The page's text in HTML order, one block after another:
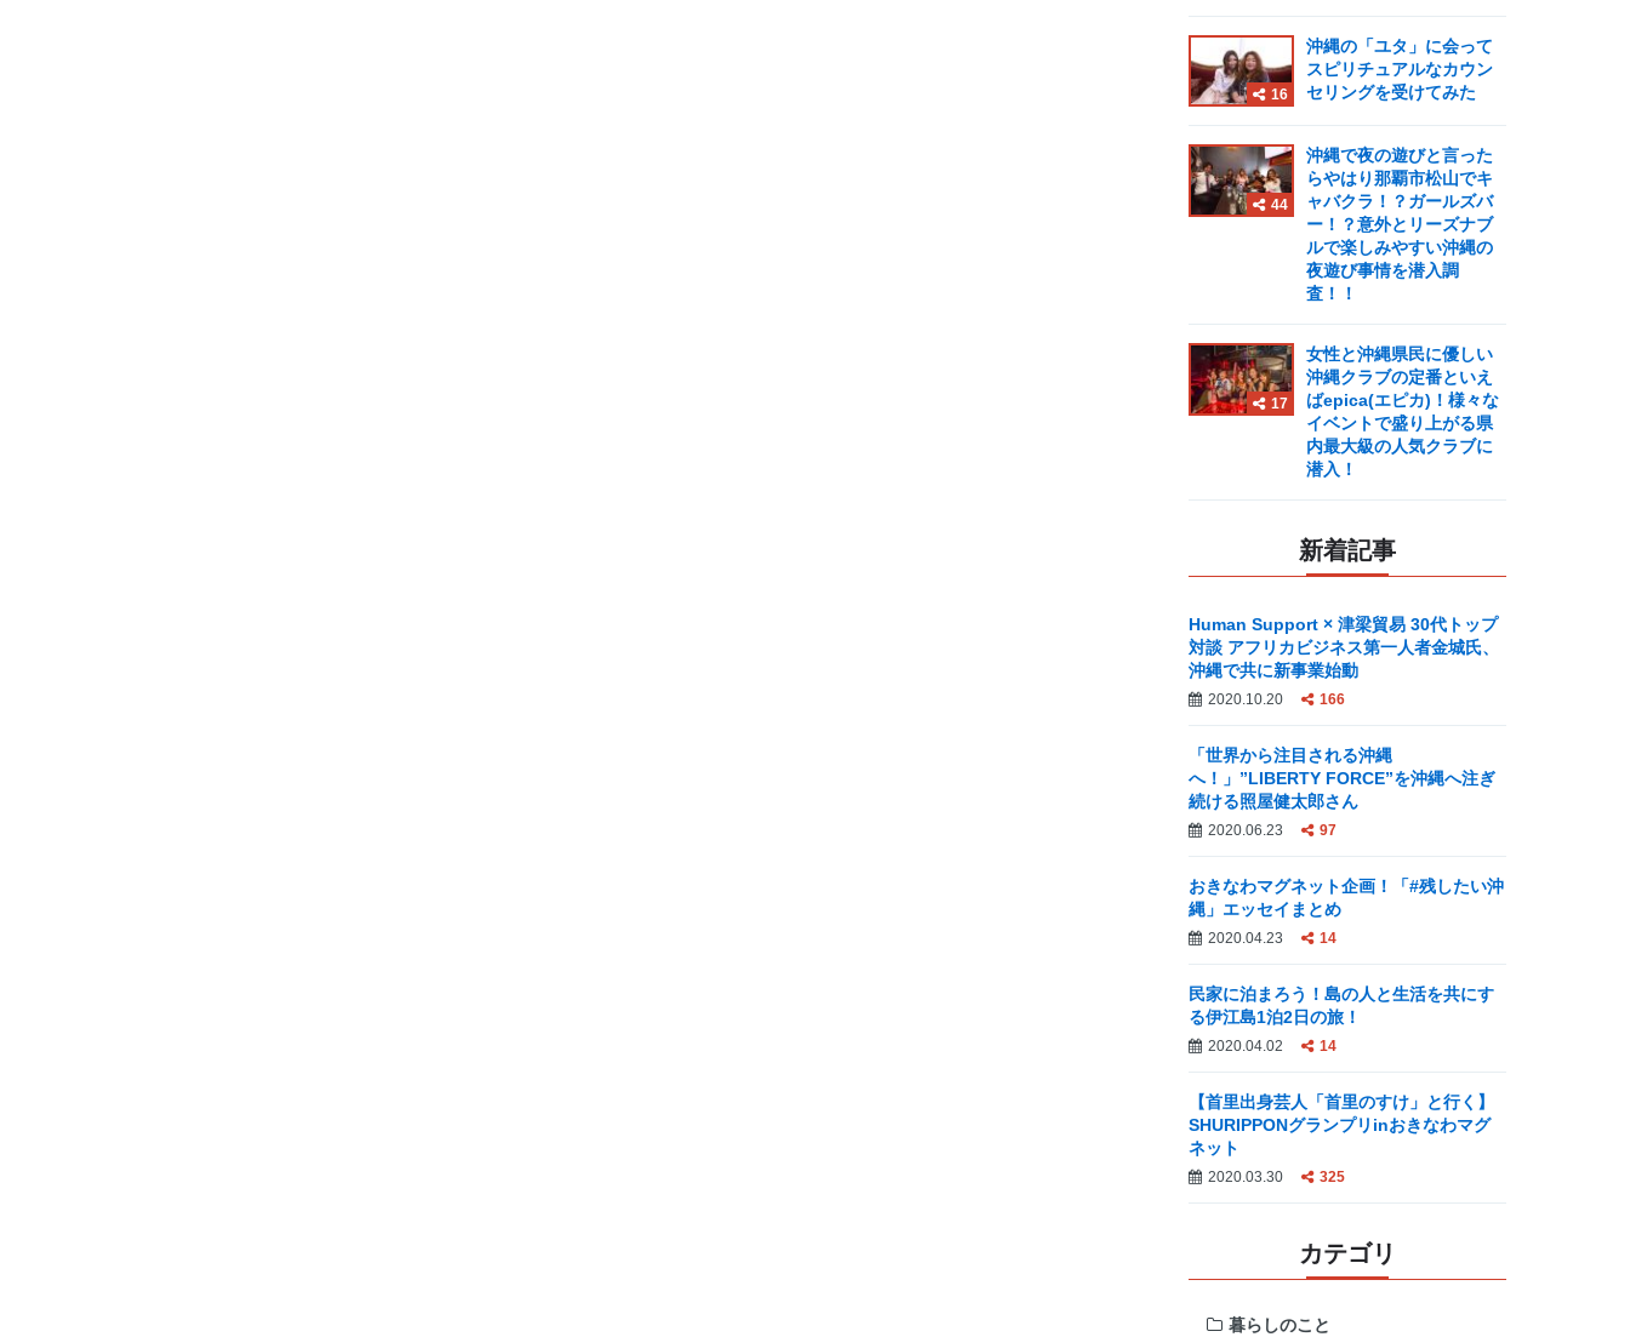
16
沖縄の「ユタ」に会って
スピリチュアルなカウン
セリングを受けてみた
44
沖縄で夜の遊びと言った
らやはり那覇市松山でキ
ャバクラ！？ガールズバ
ー！？意外とリーズナブ
ルで楽しみやすい沖縄の
夜遊び事情を潜入調
査！！
17
女性と沖縄県民に優しい
沖縄クラブの定番といえ
ばepica(エピカ)！様々な
イベントで盛り上がる県
内最大級の人気クラブに
潜入！
新着記事
Human Support × 津梁貿易 30代トップ
対談 アフリカビジネス第一人者金城氏、
沖縄で共に新事業始動
2020.10.20 166
「世界から注目される沖縄
へ！」”LIBERTY FORCE”を沖縄へ注ぎ
続ける照屋健太郎さん
2020.06.23 97
おきなわマグネット企画！「#残したい沖
縄」エッセイまとめ
2020.04.23 14
民家に泊まろう！島の人と生活を共にす
る伊江島1泊2日の旅！
2020.04.02 14
【首里出身芸人「首里のすけ」と行く】
SHURIPPONグランプリinおきなわマグ
ネット
2020.03.30 325
カテゴリ
暮らしのこと